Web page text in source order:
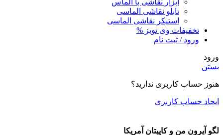
تابلو نقاشی الماسی
استیکر نقاشی الماسی
تخفیفات وی تویز %
ورود / ثبت نام
ورود
بستن
هنوز حساب کاربری ندارید؟
ایجاد حساب کاربری
لگو آیرون من و کاپیتان آمریکا